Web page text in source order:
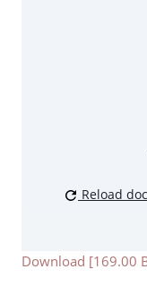
Reload
Download [169.00